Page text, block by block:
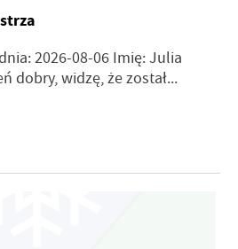
2026-08-06 Imię: Julia
dobry, widzę, że został...